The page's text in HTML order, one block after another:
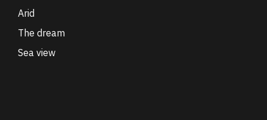
Arid
The dream
Sea view